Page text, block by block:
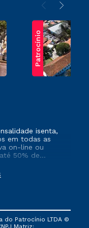
Patrocínio
isenta,
em todas as
on-line ou
50% de
não tenham
em uma das
governamentais, e
campanha
do Patrocínio LTDA ©
Matriz: